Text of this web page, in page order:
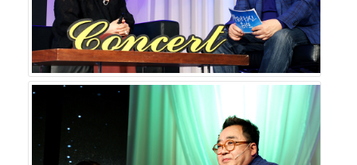
수기업의 대열에 합류하기 위해서는 CEO의 역할이 정말
중요하다고 본다. `기업가정신 콘서트`를 개최하여 `기업
가정신`을 알리고 기업가정신 스토리가 널리 퍼질 수 있도
록 끊임없이 노력할 것이다.”고 밝혔다.
‘김영세의 기업가정신 콘서트 시즌2’는 오는 6월 부산에서
열릴 10회 행사를 끝으로, 9월 시작될 시즌3를 위한 재정비